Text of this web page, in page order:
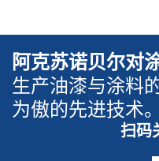
阿克苏诺贝尔对
生产油漆与涂料
为傲的先进技术。
扫码